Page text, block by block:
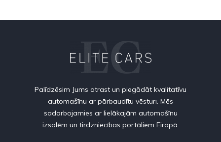
Palīdzēsim Jums atrast un piegādāt kvalitatīvu
automašīnu ar pārbaudītu vēsturi. Mēs
sadarbojamies ar lielākajām automašīnu
izsolēm un tirdzniecības portāliem Eiropā.